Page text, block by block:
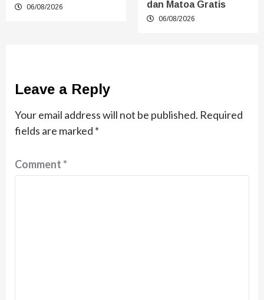
06/08/2026 dan Matoa Gratis
06/08/2026
Leave a Reply
Your email address will not be published. Required
fields are marked *
Comment*